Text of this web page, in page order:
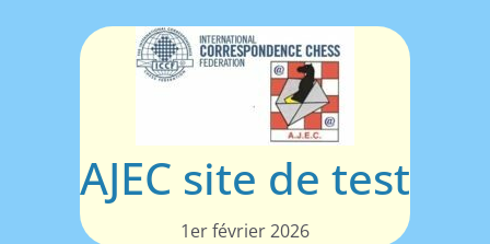
AJEC site de test
1er février 2026